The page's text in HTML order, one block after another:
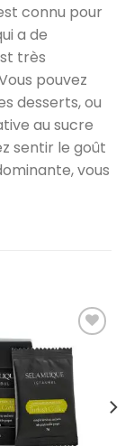
connu pour
a de
très
pouvez
desserts, ou
au sucre
sentir le goût
vous
Ajouter à
la liste
de
souhaits